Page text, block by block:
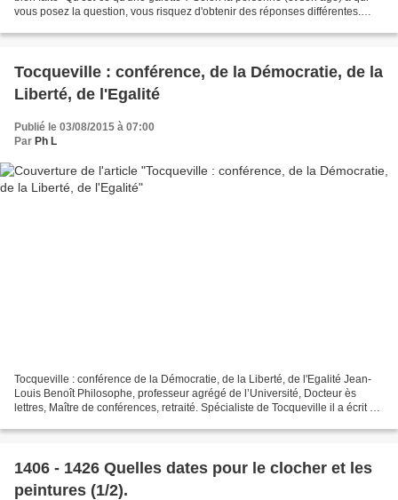
vous posez la question, vous risquez d'obtenir des réponses différentes.
Tocqueville : conférence, de la Démocratie, de la
Liberté, de l'Egalité
Publié le 03/08/2015 à 07:00
Par Ph L
Tocqueville : conférence de la Démocratie, de la Liberté, de l'Egalité Jean-
Louis Benoît Philosophe, professeur agrégé de l’Université, Docteur ès
lettres, Maître de conférences, retraité. Spécialiste de Tocqueville il a écrit de
1406 - 1426 Quelles dates pour le clocher et les
peintures (1/2).